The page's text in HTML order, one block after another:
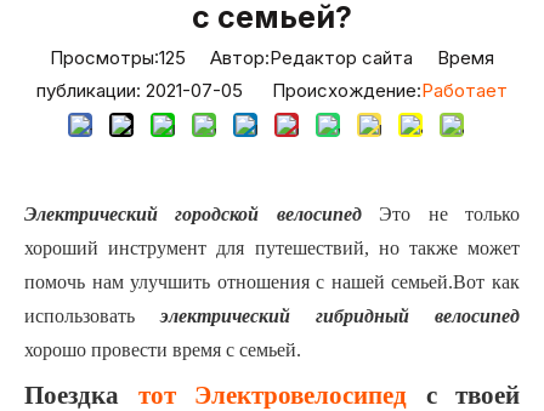
с семьей?
Просмотры:125 Автор:Pедактор сайта Время
публикации: 2021-07-05 Происхождение:Работает
Электрический городской велосипедЭто не только
хороший инструмент для путешествий, но также может
помочь нам улучшить отношения с нашей семьей.Вот как
использоватьэлектрический гибридный велосипед
хорошо провести время с семьей.
Поездка тот Электровелосипед
с твоей